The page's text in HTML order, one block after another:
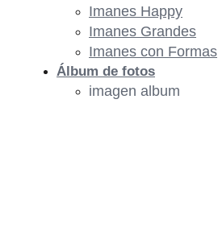
Imanes Happy
Imanes Grandes
Imanes con Formas
Álbum de fotos
imagen album